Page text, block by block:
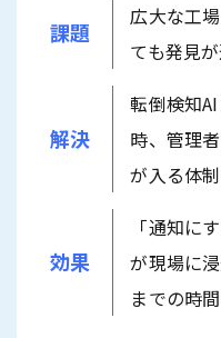
課題
広大な工
ても発見
解決
転倒検知
時、管理
が入る体制
効果
「通知に
が現場に
までの時